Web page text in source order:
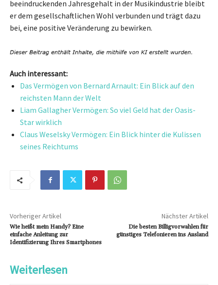
beeindruckenden Jahresgehalt in der Musikindustrie bleibt
er dem gesellschaftlichen Wohl verbunden und trägt dazu
bei, eine positive Veränderung zu bewirken.
Auch interessant:
Das Vermögen von Bernard Arnault: Ein Blick auf den
reichsten Mann der Welt
Liam Gallagher Vermögen: So viel Geld hat der Oasis-
Star wirklich
Claus Weselsky Vermögen: Ein Blick hinter die Kulissen
seines Reichtums
Vorheriger Artikel
Wie heißt mein Handy? Eine
einfache Anleitung zur
Identifizierung Ihres Smartphones
Nächster Artikel
Die besten Billigvorwahlen für
günstiges Telefonieren ins Ausland
Weiterlesen